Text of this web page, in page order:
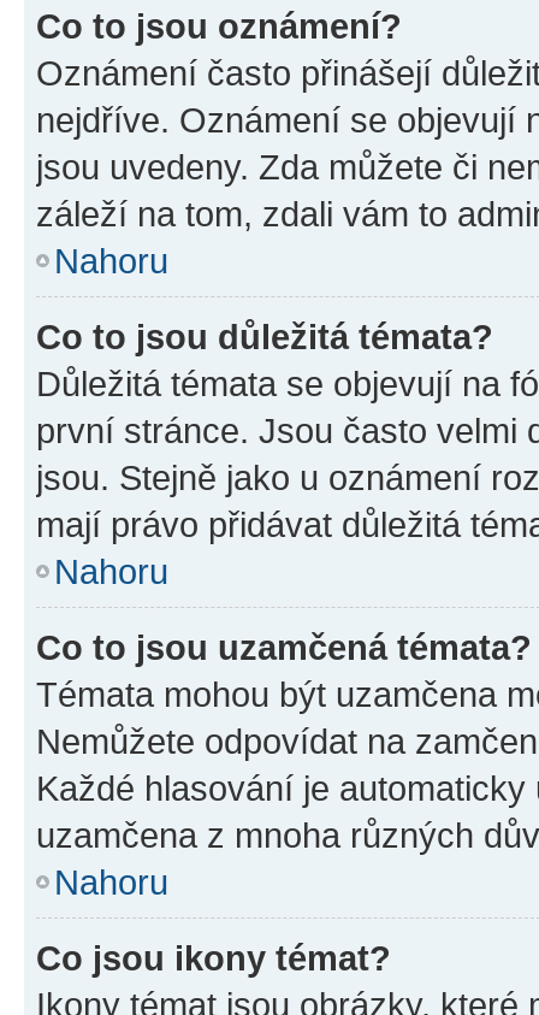
Co to jsou oznámení?
Oznámení často přinášejí
nejdříve. Oznámení se objevují
jsou uvedeny. Zda můžete či
záleží na tom, zdali vám to
Nahoru
Co to jsou důležitá témata?
Důležitá témata se objevují na
první stránce. Jsou často velmi
jsou. Stejně jako u oznámení
mají právo přidávat důležitá
Nahoru
Co to jsou uzamčená témata?
Témata mohou být uzamčena
Nemůžete odpovídat na
Každé hlasování je
uzamčena z mnoha různých
Nahoru
Co jsou ikony témat?
Ikony témat jsou obrázky,